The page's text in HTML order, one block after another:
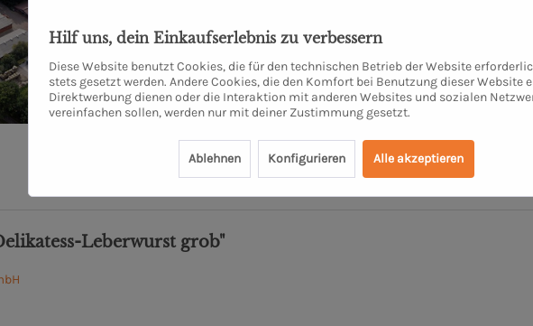
Verpackung in eigenen Räumlichkeiten statt. Kurzum:
keine chemischen oder synthetischen Zusatzstoffe.
Mehr zum Biohof Bakenhus
Leberwurst grob"
Hilf uns, dein Einkaufserlebnis zu verbessern
Diese Website benutzt Cookies, die für den technischen Betrieb der Website
stets gesetzt werden. Andere Cookies, die den Komfort bei Benutzung dieser Website
Direktwerbung dienen oder die Interaktion mit anderen Websites und sozialen
vereinfachen sollen, werden nur mit deiner Zustimmung gesetzt.
Ablehnen Konfigurieren Alle akzeptieren